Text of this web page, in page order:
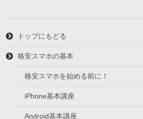
トップにもどる
格安スマホの基本
格安スマホを始める前に！
iPhone基本講座
Android基本講座